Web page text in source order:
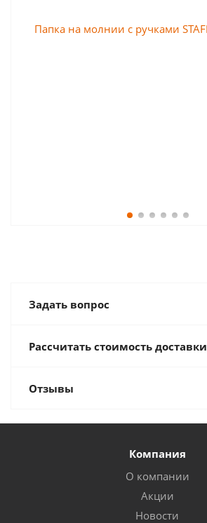
Задать вопрос
Рассчитать стоимость доставки
Отзывы
Компания
О компании
Акции
Новости